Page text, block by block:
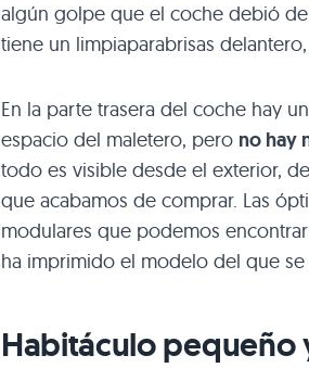
algún golpe que el coche debió
tiene un limpiaparabrisas
En la parte trasera del coche hay
espacio del maletero, pero no hay
todo es visible desde el exterior,
que acabamos de comprar. Las
modulares que podemos
ha imprimido el modelo del que se
Habitáculo pequeño